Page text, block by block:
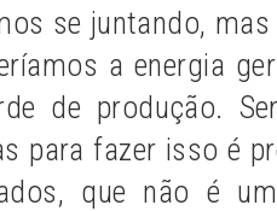
se juntando,
a energia
de produção.
para fazer isso é
que não é